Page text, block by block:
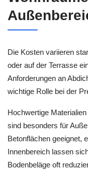
Die Kosten variieren
oder auf der Terrasse
Anforderungen an
wichtige Rolle bei der
Hochwertige
sind besonders für
Betonflächen geeignet,
Innenbereich lassen
Bodenbeläge oft